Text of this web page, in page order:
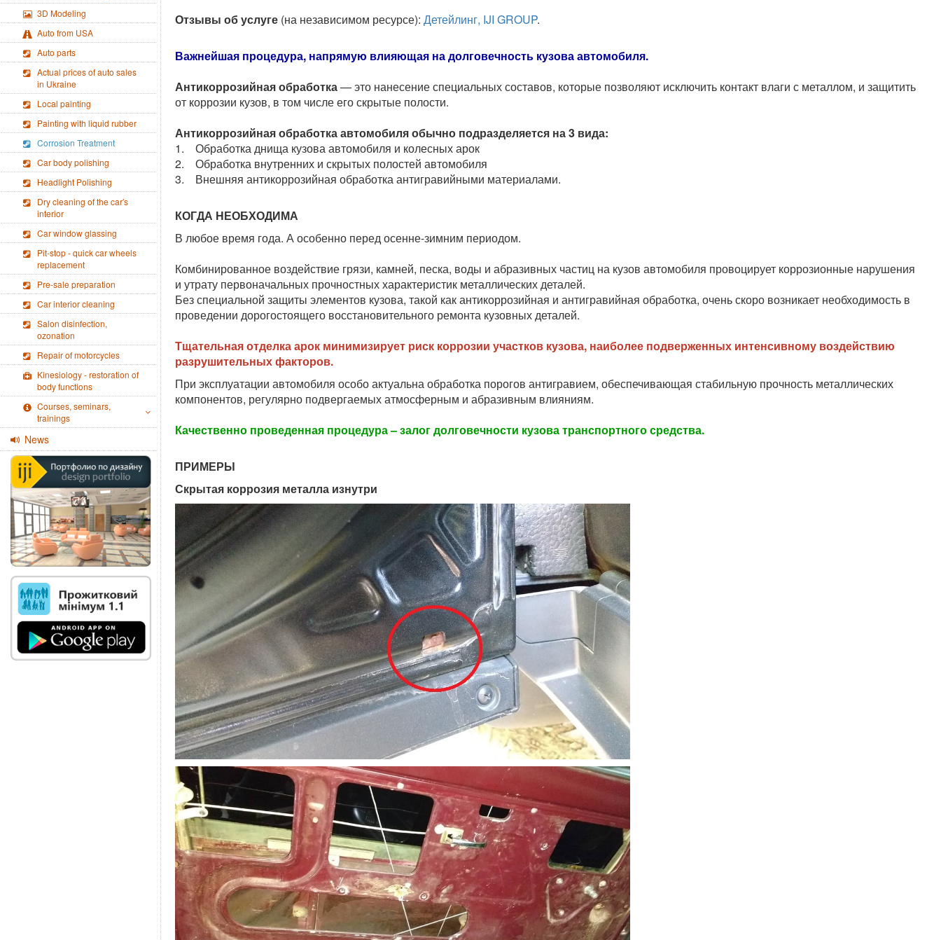
3D Modeling
Auto from USA
Auto parts
Actual prices of auto sales
in Ukraine
Local painting
Painting with liquid rubber
Corrosion Treatment
Car body polishing
Headlight Polishing
Dry cleaning of the car′s
interior
Car window glassing
Pit-stop - quick car wheels
replacement
Pre-sale preparation
Car interior cleaning
Salon disinfection,
ozonation
Repair of motorcycles
Kinesiology - restoration of
body functions
Courses, seminars,
trainings
News
Отзывы об услуге (на независимом ресурсе): Детейлинг, IJI GROUP.
Важнейшая процедура, напрямую влияющая на долговечность кузова автомобиля.
Антикоррозийная обработка— это нанесение специальных составов, которые позволяют исключить контакт влаги с металлом, и защитить
от коррозии кузов, в том числе его скрытые полости.
Антикоррозийная обработка автомобиля обычно подразделяется на 3 вида:
1. Обработка днища кузова автомобиля и колесных арок
2. Обработка внутренних и скрытых полостей автомобиля
3. Внешняя антикоррозийная обработка антигравийными материалами.
КОГДА НЕОБХОДИМА
В любое время года. А особенно перед осенне-зимним периодом.
Комбинированное воздействие грязи, камней, песка, воды и абразивных частиц на кузов автомобиля провоцирует коррозионные нарушения
и утрату первоначальных прочностных характеристик металлических деталей.
Без специальной защиты элементов кузова, такой как антикоррозийная и антигравийная обработка, очень скоро возникает необходимость в
проведении дорогостоящего восстановительного ремонта кузовных деталей.
Тщательная отделка арок минимизирует риск коррозии участков кузова, наиболее подверженных интенсивному воздействию
разрушительных факторов.
При эксплуатации автомобиля особо актуальна обработка порогов антигравием, обеспечивающая стабильную прочность металлических
компонентов, регулярно подвергаемых атмосферным и абразивным влияниям.
Качественно проведенная процедура – залог долговечности кузова транспортного средства.
ПРИМЕРЫ
Скрытая коррозия металла изнутри